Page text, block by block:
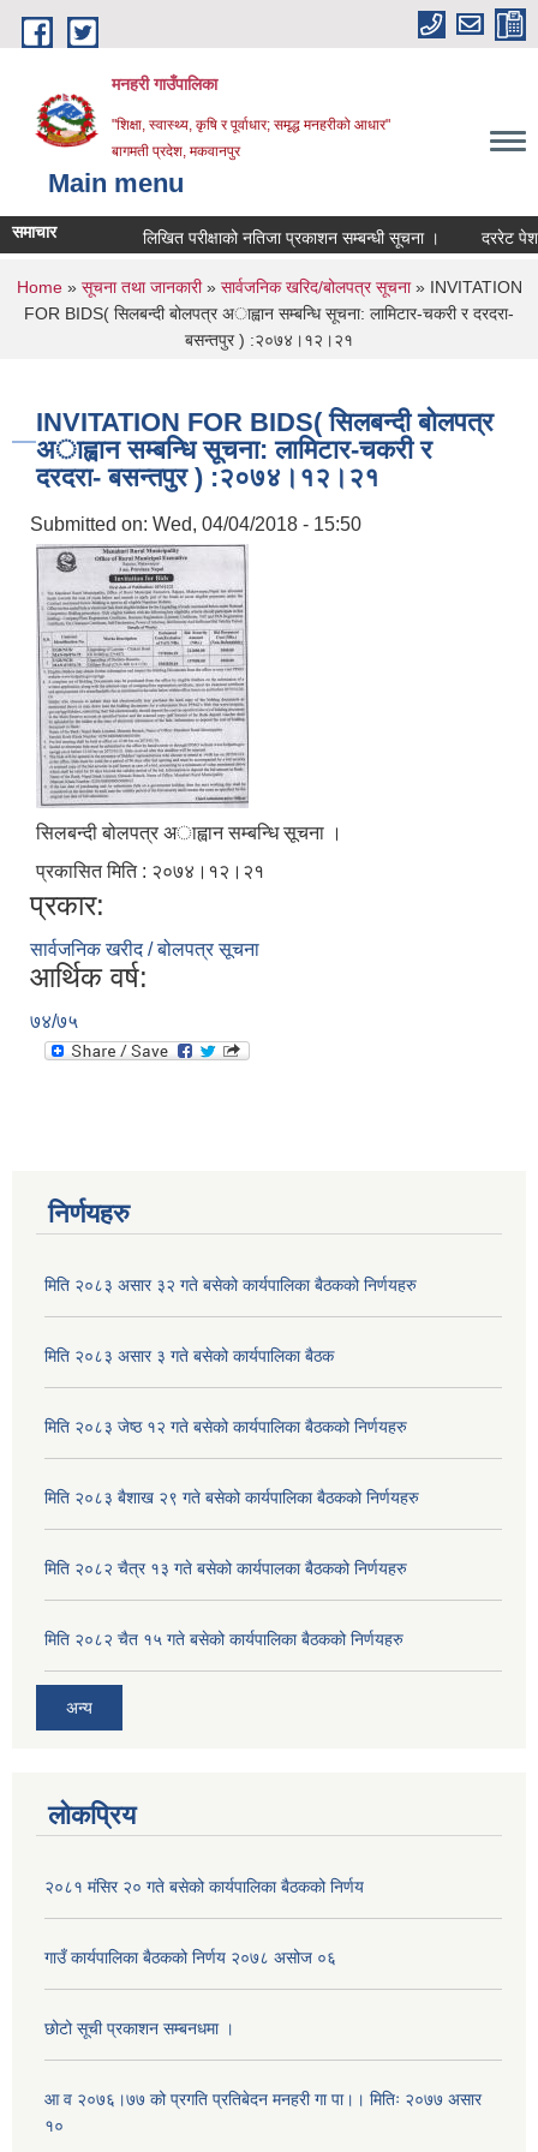
Skip to main content
मनहरी गाउँपालिका
"शिक्षा, स्वास्थ्य, कृषि र पूर्वाधार; समृद्ध मनहरीको आधार"
बागमती प्रदेश, मकवानपुर
Main menu
समाचार लिखित परीक्षाको नतिजा प्रकाशन सम्बन्धी सूचना । दररेट पेश गर्ने
You are here
Home» सूचना तथा जानकारी» सार्वजनिक खरिद/बोलपत्र सूचना» INVITATION
FOR BIDS( सिलबन्दी बोलपत्र अाह्वान सम्बन्धि सूचना: लामिटार-चकरी र दरदरा-
बसन्तपुर ) :२०७४।१२।२१
INVITATION FOR BIDS( सिलबन्दी बोलपत्र
अाह्वान सम्बन्धि सूचना: लामिटार-चकरी र
दरदरा- बसन्तपुर ) :२०७४।१२।२१
Submitted on: Wed, 04/04/2018 - 15:50
सिलबन्दी बोलपत्र अाह्वान सम्बन्धि सूचना ।
प्रकासित मिति : २०७४।१२।२१
प्रकार:
सार्वजनिक खरीद / बोलपत्र सूचना
आर्थिक वर्ष:
७४/७५
निर्णयहरु
मिति २०८३ असार ३२ गते बसेको कार्यपालिका बैठकको निर्णयहरु
मिति २०८३ असार ३ गते बसेको कार्यपालिका बैठक
मिति २०८३ जेष्ठ १२ गते बसेको कार्यपालिका बैठकको निर्णयहरु
मिति २०८३ बैशाख २९ गते बसेको कार्यपालिका बैठकको निर्णयहरु
मिति २०८२ चैत्र १३ गते बसेको कार्यपालका बैठकको निर्णयहरु
मिति २०८२ चैत १५ गते बसेको कार्यपालिका बैठकको निर्णयहरु
अन्य
लोकप्रिय
२०८१ मंसिर २० गते बसेको कार्यपालिका बैठकको निर्णय
गाउँ कार्यपालिका बैठकको निर्णय २०७८ असोज ०६
छोटो सूची प्रकाशन सम्बनधमा ।
आ व २०७६।७७ को प्रगति प्रतिबेदन मनहरी गा पा।। मितिः २०७७ असार
१०